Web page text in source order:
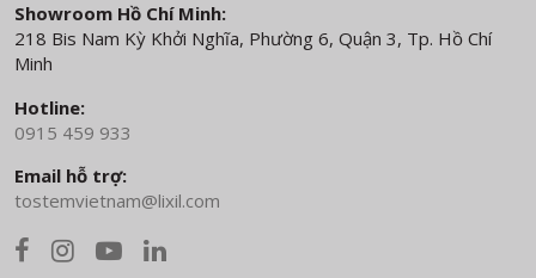
Showroom Hồ Chí Minh:
218 Bis Nam Kỳ Khởi Nghĩa, Phường 6, Quận 3, Tp. Hồ Chí
Minh
Hotline:
0915 459 933
Email hỗ trợ:
tostemvietnam@lixil.com